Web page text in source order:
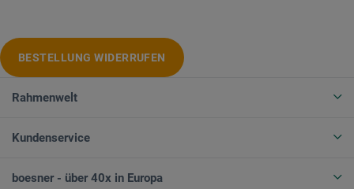
BESTELLUNG WIDERRUFEN
Rahmenwelt
Kundenservice
boesner - über 40x in Europa